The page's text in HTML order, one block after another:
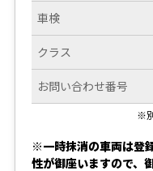
車検
クラス
お問い合わせ番号
※
※一時抹消の車両は登
性が御座いますので、